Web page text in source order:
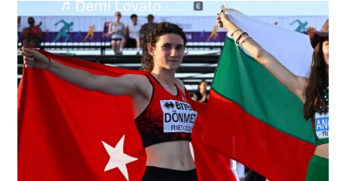
Şampiyonu
Lanlana
Tararudee!
için